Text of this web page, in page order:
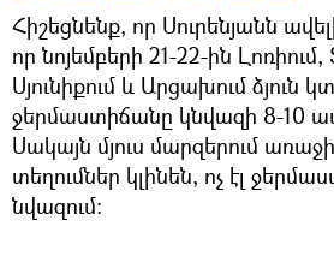
Հիշեցնենք, որ Սուրենյանն
որ նոյեմբերի 21-22-ին Լոռիում,
Սյունիքում և Արցախում ձյուն
ջերմաստիճանը կնվազի 8-10
Սակայն մյուս մարզերում
տեղումներ կլինեն, ոչ էլ
նվազում։